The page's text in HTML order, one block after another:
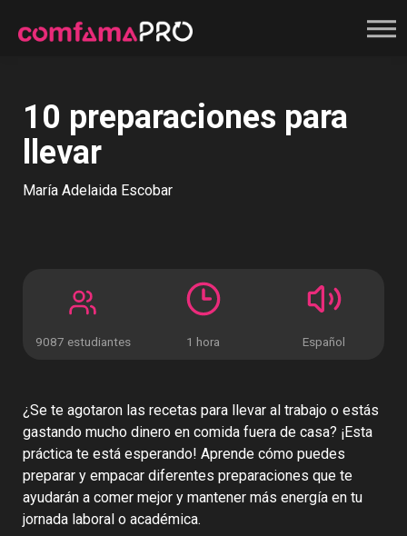
10 preparaciones para
llevar
María Adelaida Escobar
9087 estudiantes 1 hora Español
¿Se te agotaron las recetas para llevar al trabajo o estás
gastando mucho dinero en comida fuera de casa? ¡Esta
práctica te está esperando! Aprende cómo puedes
preparar y empacar diferentes preparaciones que te
ayudarán a comer mejor y mantener más energía en tu
jornada laboral o académica.